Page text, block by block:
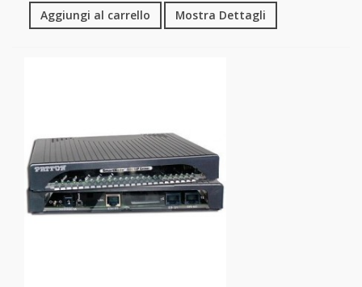
Aggiungi al carrello Mostra Dettagli